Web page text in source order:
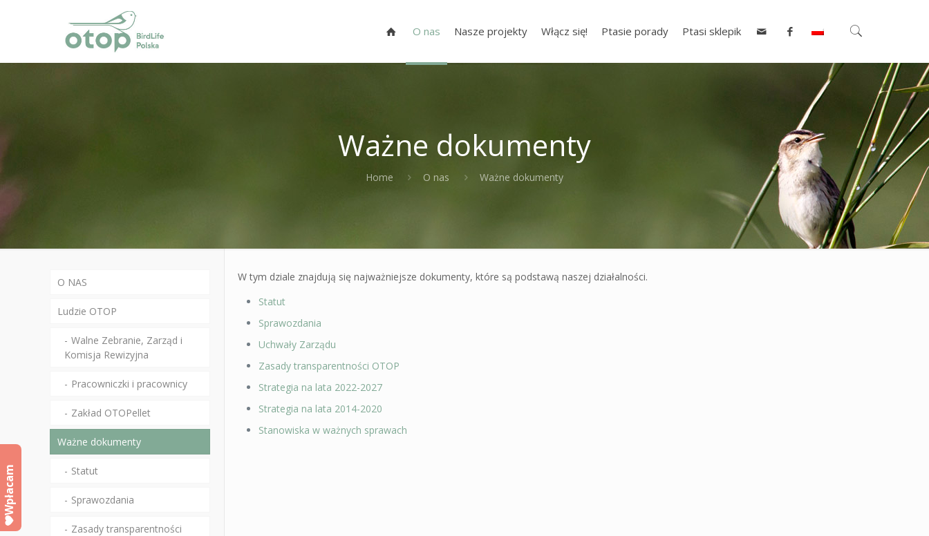
O nas Nasze projekty Włącz się! Ptasie porady Ptasi sklepik
Ważne dokumenty
Home O nas Ważne dokumenty
W tym dziale znajdują się najważniejsze dokumenty, które są podstawą naszej działalności.
Statut
Sprawozdania
Uchwały Zarządu
Zasady transparentności OTOP
Strategia na lata 2022-2027
Strategia na lata 2014-2020
Stanowiska w ważnych sprawach
O NAS
Ludzie OTOP
Walne Zebranie, Zarząd i
Komisja Rewizyjna
Pracowniczki i pracownicy
Zakład OTOPellet
Ważne dokumenty
Statut
Sprawozdania
Zasady transparentności
Wpłacam